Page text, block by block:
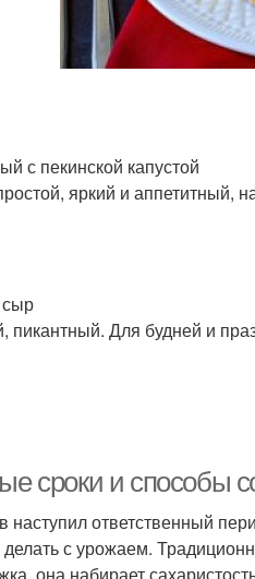
с пекинской капустой
яркий и аппетитный,
пикантный. Для будней и
сроки и способы
наступил ответственный
делать с урожаем.